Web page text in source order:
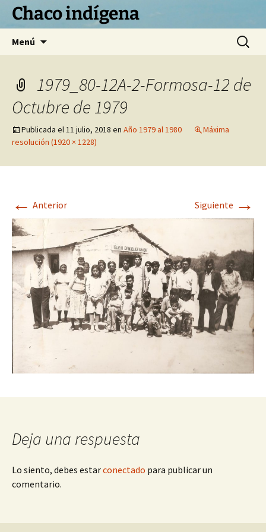
Chaco indígena
Menú Buscar:
1979_80-12A-2-Formosa-12 de
Octubre de 1979
Publicada el11 julio, 2018 en Año 1979 al 1980
Máxima
resolución (1920 × 1228)
← Anterior Siguiente →
Deja una respuesta
Lo siento, debes estarconectado para publicar un
comentario.